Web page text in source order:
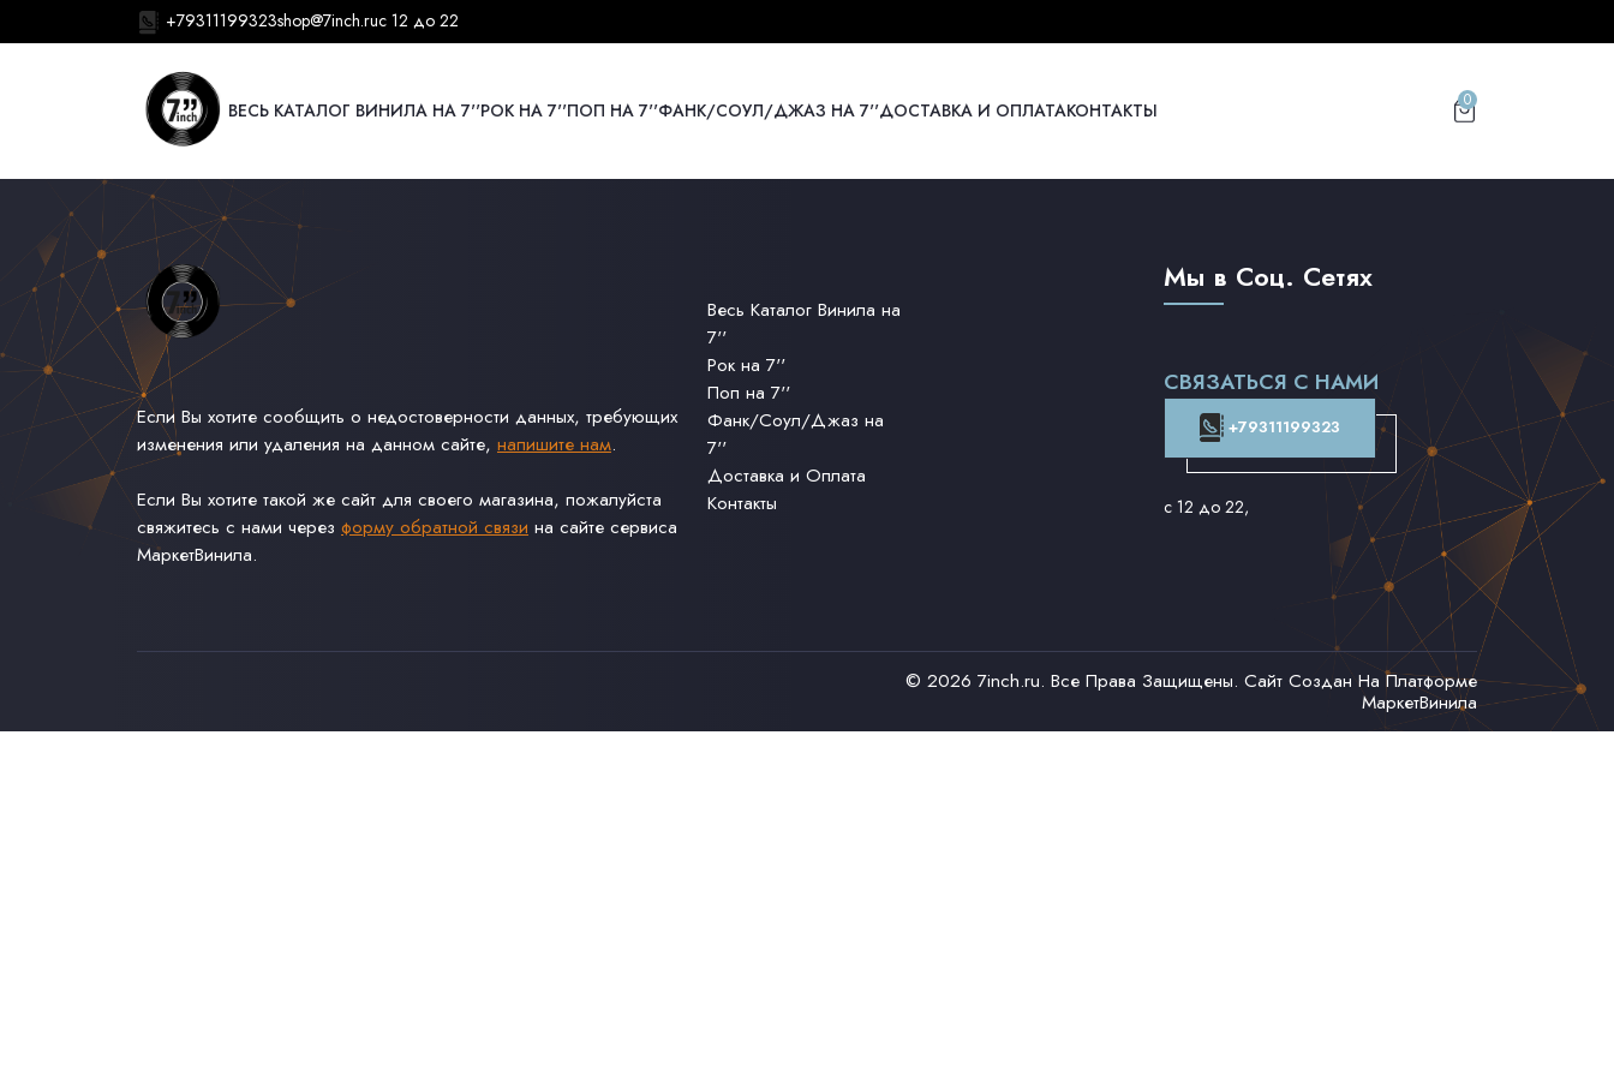
+79311199323shop@7inch.ruс 12 до 22
ВЕСЬ КАТАЛОГ ВИНИЛА НА 7''РОК НА 7''ПОП НА 7''ФАНК/СОУЛ/ДЖАЗ НА 7''ДОСТАВКА И ОПЛАТАКОНТАКТЫ 0
Если Вы хотите сообщить о недостоверности данных, требующих
изменения или удаления на данном сайте, напишите нам.
Если Вы хотите такой же сайт для своего магазина, пожалуйста
свяжитесь с нами через форму обратной связи на сайте сервиса
МаркетВинила.
Весь Каталог Винила на
7''
Рок на 7''
Поп на 7''
Фанк/Соул/Джаз на
7''
Доставка и Оплата
Контакты
Мы в Соц. Сетях
СВЯЗАТЬСЯ С НАМИ
+79311199323
с 12 до 22,
© 2026 7inch.ru. Все Права Защищены. Сайт Создан На Платформе
МаркетВинила